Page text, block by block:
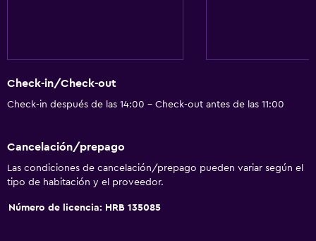
Check-in/Check-out
Check-in después de las 14:00 - Check-out antes de las 11:00
Cancelación/prepago
Las condiciones de cancelación/prepago pueden variar según el
tipo de habitación y el proveedor.
Número de licencia: HRB 135085